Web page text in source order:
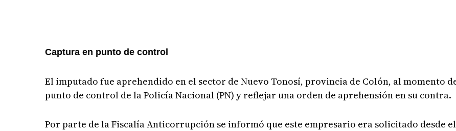
Captura en punto de control
El imputado fue aprehendido en el sector de Nuevo Tonosí, provincia de Colón, al momento
punto de control de la Policía Nacional (PN) y reflejar una orden de aprehensión en su contra.
Por parte de la Fiscalía Anticorrupción se informó que este empresario era solicitado desde